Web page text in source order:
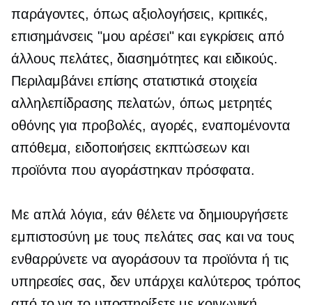
παράγοντες, όπως αξιολογήσεις, κριτικές,
επισημάνσεις "μου αρέσει" και εγκρίσεις από
άλλους πελάτες, διασημότητες και ειδικούς.
Περιλαμβάνει επίσης στατιστικά στοιχεία
αλληλεπίδρασης πελατών, όπως μετρητές
οθόνης για προβολές, αγορές, εναπομένοντα
απόθεμα, ειδοποιήσεις εκπτώσεων και
προϊόντα που αγοράστηκαν πρόσφατα.
Με απλά λόγια, εάν θέλετε να δημιουργήσετε
εμπιστοσύνη με τους πελάτες σας και να τους
ενθαρρύνετε να αγοράσουν τα προϊόντα ή τις
υπηρεσίες σας, δεν υπάρχει καλύτερος τρόπος